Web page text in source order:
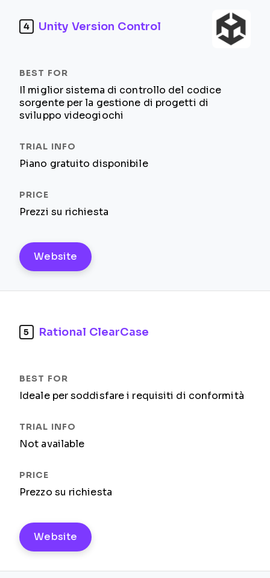
4 Unity Version Control
Il miglior sistema di controllo del codice
sorgente per la gestione di progetti di
sviluppo videogiochi
Piano gratuito disponibile
Prezzi su richiesta
Website
5 Rational ClearCase
Ideale per soddisfare i requisiti di conformità
Not available
Prezzo su richiesta
Website